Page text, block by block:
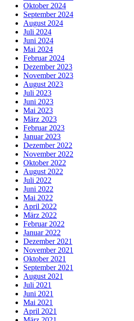
Oktober 2024
September 2024
August 2024
Juli 2024
Juni 2024
Mai 2024
Februar 2024
Dezember 2023
November 2023
August 2023
Juli 2023
Juni 2023
Mai 2023
März 2023
Februar 2023
Januar 2023
Dezember 2022
November 2022
Oktober 2022
August 2022
Juli 2022
Juni 2022
Mai 2022
April 2022
März 2022
Februar 2022
Januar 2022
Dezember 2021
November 2021
Oktober 2021
September 2021
August 2021
Juli 2021
Juni 2021
Mai 2021
April 2021